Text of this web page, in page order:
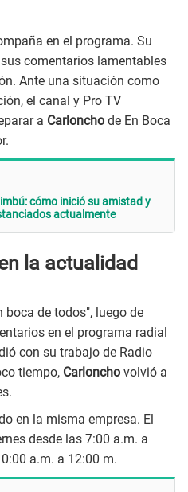
en el programa. Su
comentarios lamentables
Ante una situación como
el canal y Pro TV
a Carloncho de En Boca
cómo inició su amistad y
actualmente
la actualidad
boca de todos", luego de
en el programa radial
con su trabajo de Radio
tiempo, Carloncho volvió a
en la misma empresa. El
desde las 7:00 a.m. a
a.m. a 12:00 m.